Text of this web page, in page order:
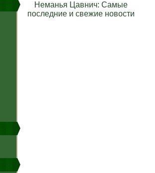
Неманья Цавнич: Самые
последние и свежие новости